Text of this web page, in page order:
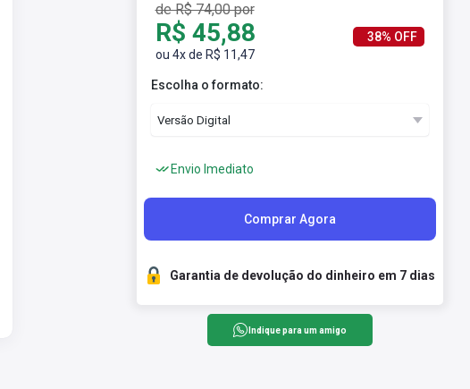
de R$ 74,00 por
R$ 45,88
ou 4x de R$ 11,47
38% OFF
Escolha o formato:
Envio Imediato
Comprar Agora
Garantia de devolução do dinheiro em 7 dias
Indique para um amigo